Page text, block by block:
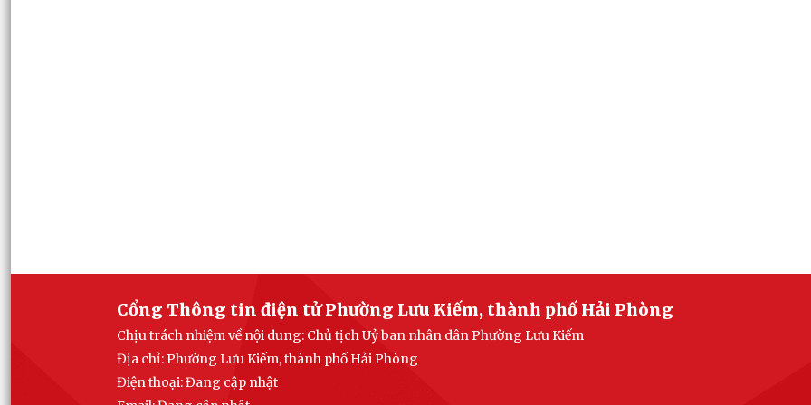
Cổng Thông tin điện tử Phường Lưu Kiếm, thành phố Hải Phòng
Chịu trách nhiệm về nội dung: Chủ tịch Uỷ ban nhân dân Phường Lưu Kiếm
Địa chỉ: Phường Lưu Kiếm, thành phố Hải Phòng
Điện thoại: Đang cập nhật